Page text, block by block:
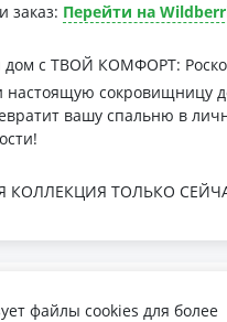
заказ: Перейти на
дом с ТВОЙ КОМФОРТ:
настоящую сокровищницу
вашу спальню в
КОЛЛЕКЦИЯ ТОЛЬКО
оттенков:
файлы cookies для более